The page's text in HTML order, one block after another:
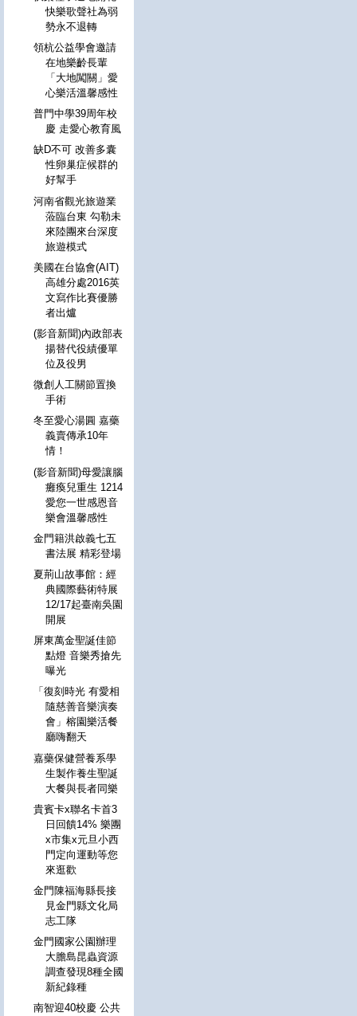
快樂歌聲社為弱
勢永不退轉
領杭公益學會邀請
在地樂齡長輩
「大地闖關」愛
心樂活溫馨感性
普門中學39周年校
慶 走愛心教育風
缺D不可 改善多囊
性卵巢症候群的
好幫手
河南省觀光旅遊業
蒞臨台東 勾勒未
來陸團來台深度
旅遊模式
美國在台協會(AIT)
高雄分處2016英
文寫作比賽優勝
者出爐
(影音新聞)內政部表
揚替代役績優單
位及役男
微創人工關節置換
手術
冬至愛心湯圓 嘉藥
義賣傳承10年
情！
(影音新聞)母愛讓腦
癱瘓兒重生 1214
愛您一世感恩音
樂會溫馨感性
金門籍洪啟義七五
書法展 精彩登場
夏荊山故事館：經
典國際藝術特展
12/17起臺南吳園
開展
屏東萬金聖誕佳節
點燈 音樂秀搶先
曝光
「復刻時光 有愛相
隨慈善音樂演奏
會」榕園樂活餐
廳嗨翻天
嘉藥保健營養系學
生製作養生聖誕
大餐與長者同樂
貴賓卡x聯名卡首3
日回饋14% 樂團
x市集x元旦小西
門定向運動等您
來逛歡
金門陳福海縣長接
見金門縣文化局
志工隊
金門國家公園辦理
大膽島昆蟲資源
調查發現8種全國
新紀錄種
南智迎40校慶 公共